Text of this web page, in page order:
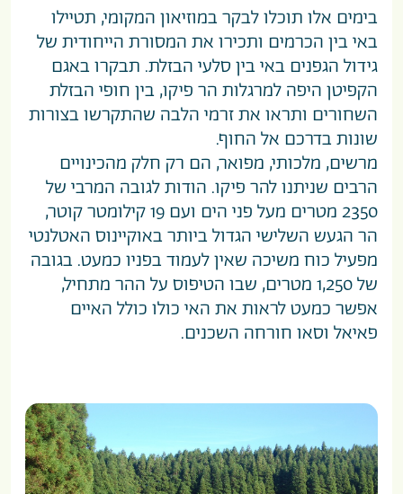
בימים אלו תוכלו לבקר במוזיאון המקומי, תטיילו
באי בין הכרמים ותכירו את המסורת הייחודית של
גידול הגפנים באי בין סלעי הבזלת. תבקרו באגם
הקפיטן היפה למרגלות הר פיקו, בין חופי הבזלת
השחורים ותראו את זרמי הלבה שהתקרשו בצורות
שונות בדרכם אל החוף.
מרשים, מלכותי, מפואר, הם רק חלק מהכינויים
הרבים שניתנו להר פיקו. הודות לגובה המרבי של
2350 מטרים מעל פני הים ועם 19 קילומטר קוטר,
הר הגעש השלישי הגדול ביותר באוקיינוס האטלנטי
מפעיל כוח משיכה שאין לעמוד בפניו כמעט. בגובה
של 1,250 מטרים, שבו הטיפוס על ההר מתחיל,
אפשר כמעט לראות את האי כולו כולל האיים
פאיאל וסאו חורחה השכנים.